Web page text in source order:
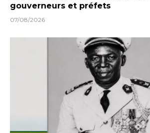
gouverneurs et préfets
07/08/2026